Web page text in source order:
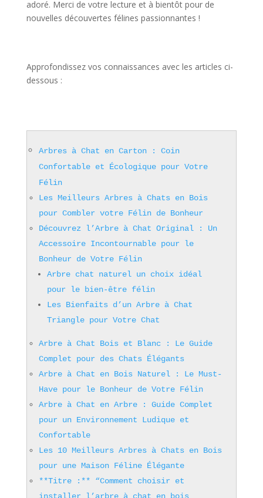
adoré. Merci de votre lecture et à bientôt pour de
nouvelles découvertes félines passionnantes !
Approfondissez vos connaissances avec les articles ci-
dessous :
Arbres à Chat en Carton : Coin
Confortable et Écologique pour Votre
Félin
Les Meilleurs Arbres à Chats en Bois
pour Combler votre Félin de Bonheur
Découvrez l’Arbre à Chat Original : Un
Accessoire Incontournable pour le
Bonheur de Votre Félin
Arbre chat naturel un choix idéal
pour le bien-être félin
Les Bienfaits d’un Arbre à Chat
Triangle pour Votre Chat
Arbre à Chat Bois et Blanc : Le Guide
Complet pour des Chats Élégants
Arbre à Chat en Bois Naturel : Le Must-
Have pour le Bonheur de Votre Félin
Arbre à Chat en Arbre : Guide Complet
pour un Environnement Ludique et
Confortable
Les 10 Meilleurs Arbres à Chats en Bois
pour une Maison Féline Élégante
**Titre :** “Comment choisir et